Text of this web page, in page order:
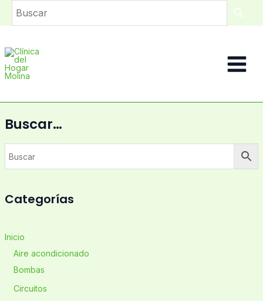
Main
Buscar…
Categorías
Inicio
Aire acondicionado
Bombas
Circuitos